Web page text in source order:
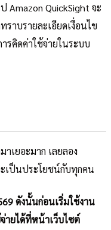
QuickSight จะ
าบรายละเอียดเงื่อนไข
รคิดค่าใช้จ่ายในระบบ
เยอะมาก เลยลอง
เป็นประโยชน์กับทุกคน
ดังนั้นก่อนเริ่มใช้งาน
ายได้ที่หน้าเว็บไซต์